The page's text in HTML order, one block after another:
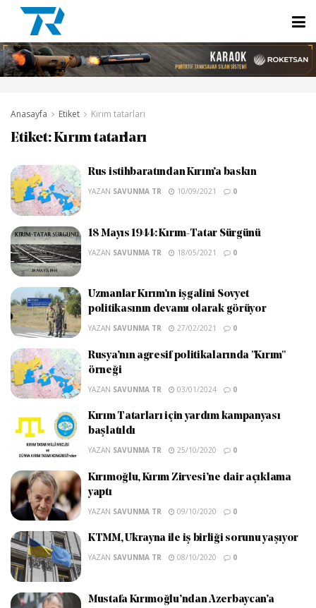
Anasayfa Etiket Kırım tatarları
Etiket:Kırım tatarları
Rus istihbaratından Kırım’a baskın
YAZAN SAVUNMA TR 10/09/2021 0
18 Mayıs 1944: Kırım-Tatar Sürgünü
YAZAN SAVUNMA TR 18/05/2021 0
Uzmanlar Kırım’ın işgalini Sovyet
politikasının devamı olarak görüyor
YAZAN SAVUNMA TR 27/02/2021 0
Rusya’nın agresif politikalarında "Kırım"
örneği
YAZAN SAVUNMA TR 03/01/2024 0
Kırım Tatarları için yardım kampanyası
başlatıldı
YAZAN SAVUNMA TR 25/10/2020 0
Kırımoğlu, Kırım Zirvesi’ne dair açıklama
yaptı
YAZAN SAVUNMA TR 09/10/2020 0
KTMM, Ukrayna ile iş birliği sorunu yaşıyor
YAZAN SAVUNMA TR 08/10/2020 0
Mustafa Kırımoğlu’ndan Azerbaycan’a